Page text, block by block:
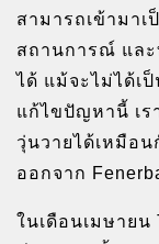
สามารถเข้ามา
สถานการณ์ และ
ได้ แม้จะไม่ได้เ
แก้ไขปัญหานี้ เร
วุ่นวายได้เหมือน
ออกจาก
ในเดือนเมษายน